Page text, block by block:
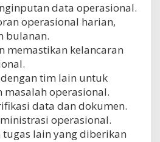
data operasional.
operasional harian,
bulanan.
memastikan kelancaran
tim lain untuk
masalah operasional.
data dan dokumen.
operasional.
tugas lain yang diberikan